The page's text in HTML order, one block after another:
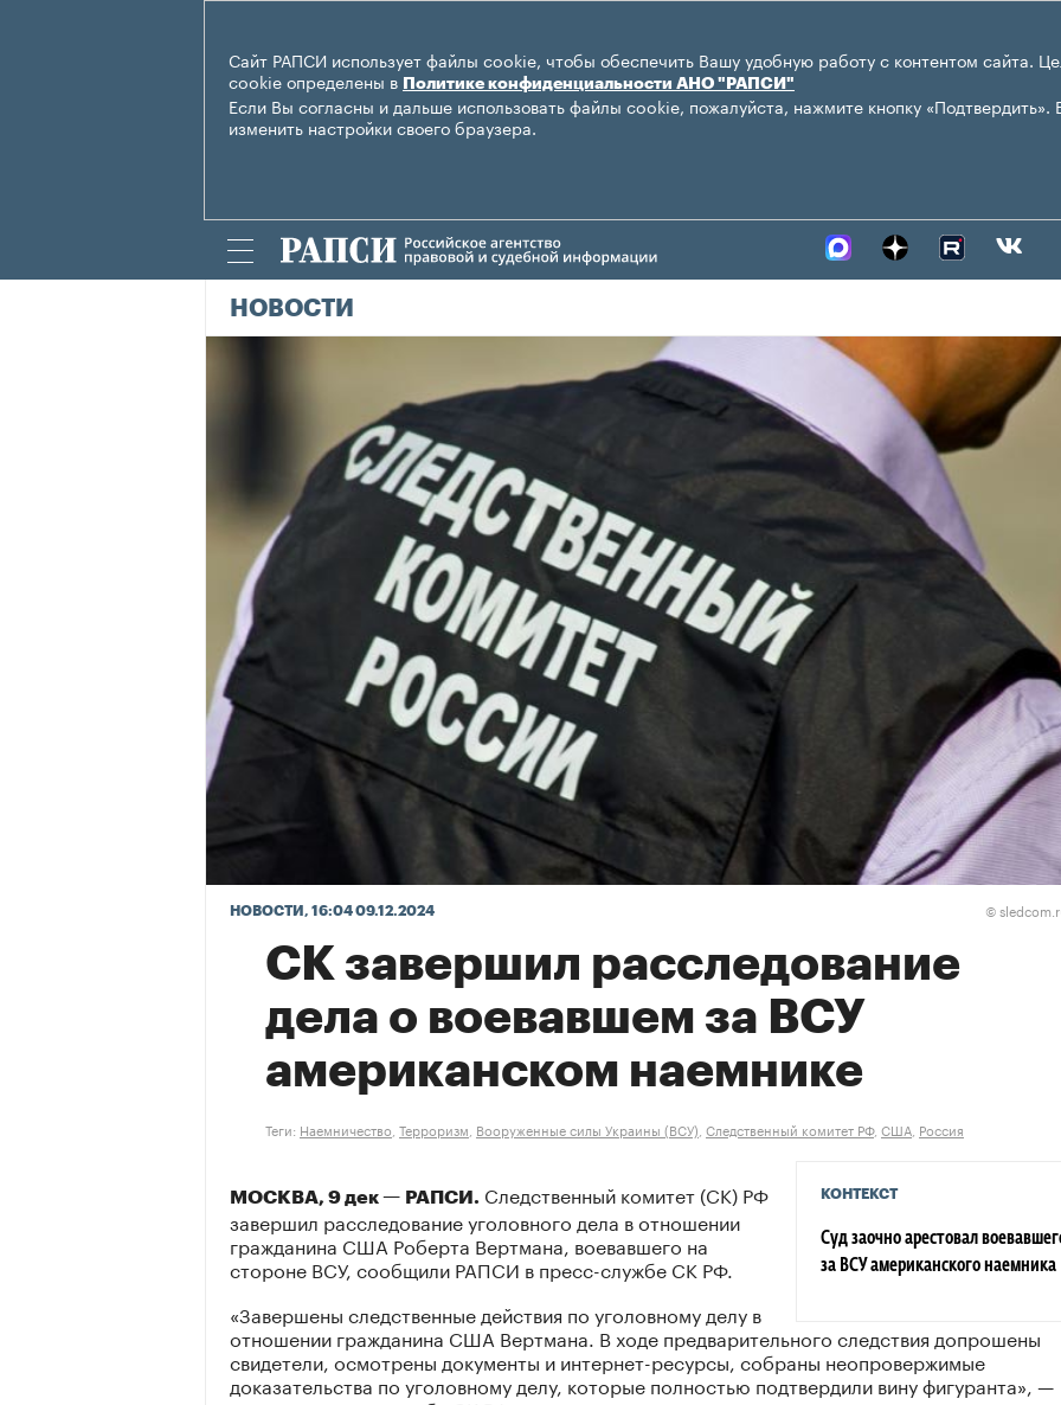
Сайт РАПСИ использует файлы cookie, чтобы обеспечить Вашу удобную работу с контентом сайта.
cookie определены в Политике конфиденциальности АНО "РАПСИ"
Если Вы согласны и дальше использовать файлы cookie, пожалуйста, нажмите кнопку
изменить настройки своего браузера.
НОВОСТИ
НОВОСТИ , 16:04 09.12.2024 ©
СК завершил расследование
дела о воевавшем за ВСУ
американском наемнике
Теги: Наемничество Терроризм Вооруженные силы Украины (ВСУ) Следственный комитет РФ, США Россия
КОНТЕКСТ
Суд заочно арестовал
за ВСУ американского наемника
МОСКВА, 9 дек — РАПСИ. Следственный комитет (СК) РФ
завершил расследование уголовного дела в отношении
гражданина США Роберта Вертмана, воевавшего на
стороне ВСУ, сообщили РАПСИ в пресс-службе СК РФ.
«Завершены следственные действия по уголовному делу в
отношении гражданина США Вертмана. В ходе предварительного следствия допрошены
свидетели, осмотрены документы и интернет-ресурсы, собраны неопровержимые
доказательства по уголовному делу, которые полностью подтвердили вину фигуранта», —